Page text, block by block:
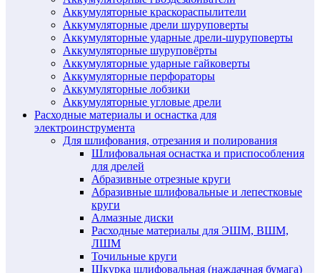
Аккумуляторные краскораспылители
Аккумуляторные дрели шуруповерты
Аккумуляторные ударные дрели-шуруповерты
Аккумуляторные шуруповёрты
Аккумуляторные ударные гайковерты
Аккумуляторные перфораторы
Аккумуляторные лобзики
Аккумуляторные угловые дрели
Расходные материалы и оснастка для
электроинструмента
Для шлифования, отрезания и полирования
Шлифовальная оснастка и приспособления
для дрелей
Абразивные отрезные круги
Абразивные шлифовальные и лепестковые
круги
Алмазные диски
Расходные материалы для ЭШМ, ВШМ,
ЛШМ
Точильные круги
Шкурка шлифовальная (наждачная бумага)